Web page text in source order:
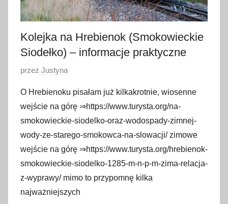
a
2
0
4
Kolejka na Hrebienok (Smokowieckie
Siodełko) – informacje praktyczne
O
u
b
l
i
k
o
w
a
przez Justyna
O Hrebienoku pisałam już kilkakrotnie, wiosenne
wejście na górę ⇒https://www.turysta.org/na-
smokowieckie-siodelko-oraz-wodospady-zimnej-
wody-ze-starego-smokowca-na-slowacji/ zimowe
wejście na górę ⇒https://www.turysta.org/hrebienok-
smokowieckie-siodelko-1285-m-n-p-m-zima-relacja-
z-wyprawy/ mimo to przypomnę kilka
najważniejszych